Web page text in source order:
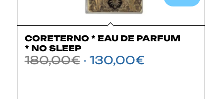
CORETERNO * EAU DE PARFUM
* NO SLEEP
180,00€ Il 130,00€Il